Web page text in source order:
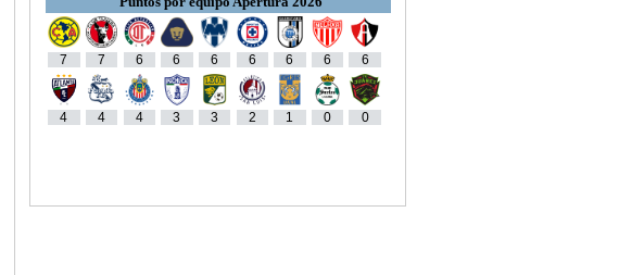
7 7 6 6 6 6 6 6 6
4 4 4 3 3 2 1 0 0